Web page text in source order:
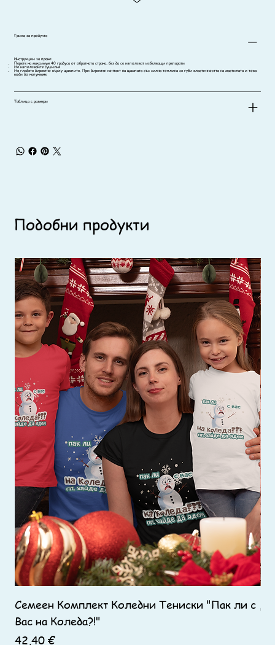
Грижа за продукта
Инструкции за пране:
Перете на максимум 40 градуса от обратната страна, без да се използват избелващи препарати
Не използвайте сушилня
Не гладете директно върху щампите. При директен контакт на щампата със силна топлина се губи еластичността на мастилата и това
води до напукване
Таблица с размери
Подобни продукти
Семеен Комплект Коледни Тениски "Пак ли с
Вас на Коледа?!"
Цена
42,40 €